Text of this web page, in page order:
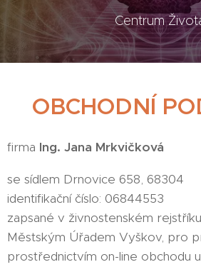
Centrum
OBCHODNÍ
firma Ing. Jana Mrkvičková
se sídlem Drnovice 658, 68304
identifikační číslo: 06844553
zapsané v živnostenském
Městským Úřadem Vyškov, pro
prostřednictvím on-line obchodu